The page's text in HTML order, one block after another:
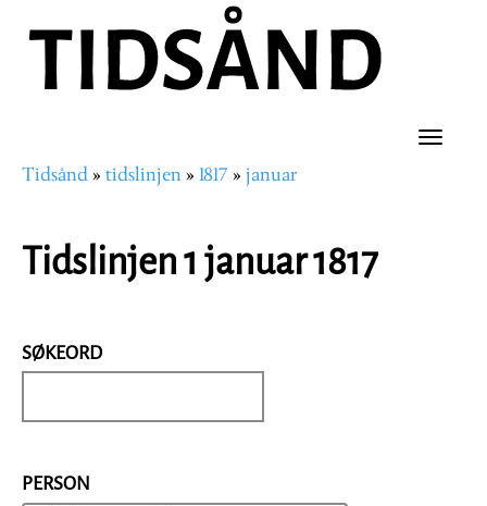
hovedinnhold
Toggle
Navigasjonssti
Tidsånd tidslinjen 1817 januar
Tidslinjen 1 januar 1817
SØKEORD
PERSON